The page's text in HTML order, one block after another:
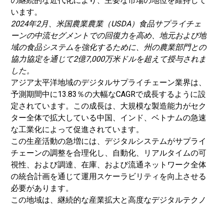
います。
2024年2月、 米国農業農業（USDA） 食品サプライチェ
ーンの中流セグメントでの回復力を高め、地元および地
域の食品システムを強化するために、州の農業部門との
協力協定を通じて2億7,000万米ドルを超えて授与されま
した。
アジア太平洋地域のデジタルサプライチェーン業界は、
予測期間中に13.83％の大幅なCAGRで成長するように設
定されています。この成長は、大規模な製造能力がセク
ター全体で拡大している中国、インド、ベトナムの急速
な工業化によって促進されています。
この生産活動の急増には、デジタルシステムがサプライ
チェーンの調整を合理化し、自動化、リアルタイムの可
視性、および調達、在庫、および流通ネットワーク全体
の統合計画を通じて運用スケーラビリティを向上させる
必要があります。
この地域は、継続的な産業拡大と高度なデジタルテクノ